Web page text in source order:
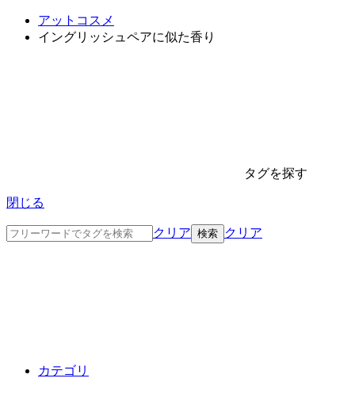
アットコスメ
イングリッシュペアに似た香り
タグを探す
閉じる
クリア クリア
カテゴリ